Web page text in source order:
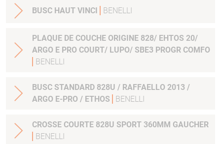
BUSC HAUT VINCI BENELLI
PLAQUE DE COUCHE ORIGINE 828/ EHTOS 20/
ARGO E PRO COURT/ LUPO/ SBE3 PROGR COMFO
BENELLI
BUSC STANDARD 828U / RAFFAELLO 2013 /
ARGO E-PRO / ETHOS
BENELLI
CROSSE COURTE 828U SPORT 360MM GAUCHER
BENELLI